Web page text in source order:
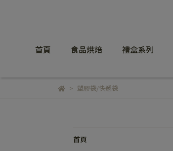
首頁 食品烘焙 禮盒系列
塑膠袋/快遞袋
首頁